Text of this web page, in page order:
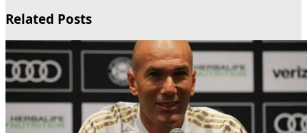
Related Posts